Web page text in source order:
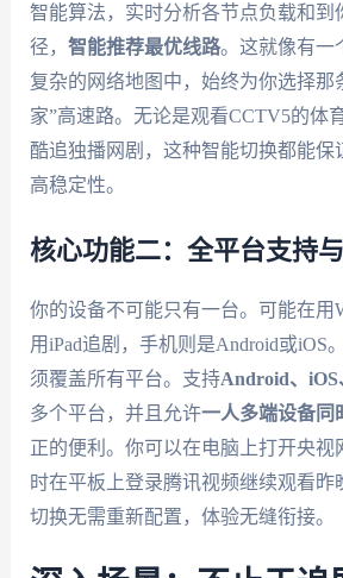
智能算法，实时分析各节点负载和到
径， 智能推荐最优线路。这就像有一
复杂的网络地图中，始终为你选择那
家”高速路。无论是观看CCTV5的体
酷追独播网剧，这种智能切换都能保
高稳定性。
核心功能二：全平台支持
你的设备不可能只有一台。可能在用
用iPad追剧，手机则是Android或iOS
须覆盖所有平台。支持Android、iOS
多个平台，并且允许一人多端设备同
正的便利。你可以在电脑上打开央视
时在平板上登录腾讯视频继续观看昨
切换无需重新配置，体验无缝衔接。